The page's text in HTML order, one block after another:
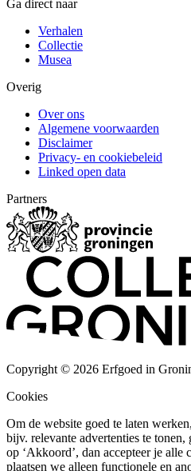
Ga direct naar
Verhalen
Collectie
Musea
Overig
Over ons
Algemene voorwaarden
Disclaimer
Privacy- en cookiebeleid
Linked open data
Partners
Copyright © 2026 Erfgoed in
Cookies
Om de website goed te laten
bijv. relevante advertenties te
op ‘Akkoord’, dan accepteer je alle
plaatsen we alleen functionele en